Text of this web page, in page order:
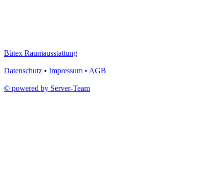
Bütex Raumausstattung
Datenschutz • Impressum • AGB
© powered by Server-Team